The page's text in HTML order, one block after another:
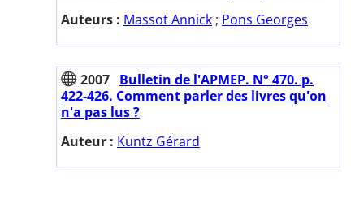
Auteurs : Massot Annick ; Pons Georges
2007 Bulletin de l'APMEP. N° 470. p.
422-426. Comment parler des livres qu'on
n'a pas lus ?
Auteur : Kuntz Gérard